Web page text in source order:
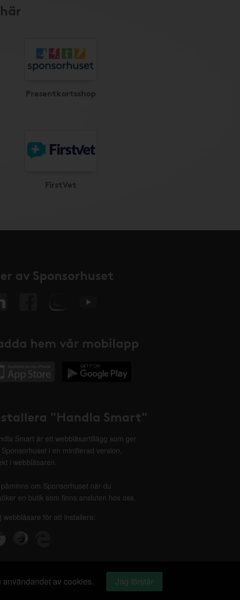
Presentkortsshop
FirstVet
av Sponsorhuset
hem vår mobilapp
"Handla Smart"
Smart är ett webbläsartillägg som ger
Sponsorhuset i en minifierad version,
i webbläsaren.
om Sponsorhuset när du
en butik som finns ansluten hos oss.
webbläsare för att installera:
av cookies. Jag förstår